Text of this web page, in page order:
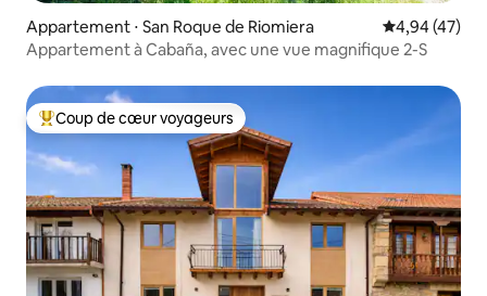
Appartement ⋅ San Roque de Riomiera Évaluation
4,94 (47)
Appartement à Cabaña, avec une vue magnifique 2-S
Coups de cœur voyageurs les plus appréciés
Coup de cœur voyageurs